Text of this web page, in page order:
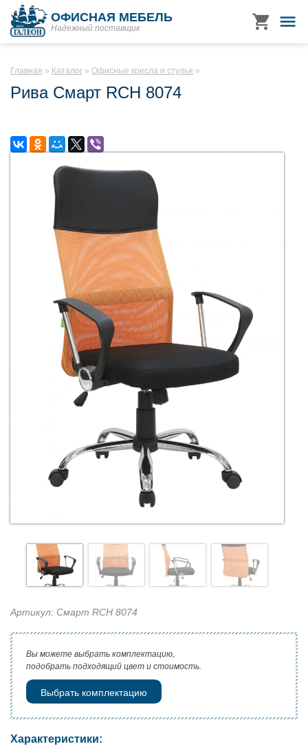
ОФИСНАЯ МЕБЕЛЬ
Надежный поставщик
Главная Каталог Офисные кресла и стулья
Рива Смарт RCH 8074
Артикул: Смарт RCH 8074
Вы можете выбрать комплектацию,
подобрать подходящий цвет и стоимость.
Выбрать комплектацию
Характеристики: